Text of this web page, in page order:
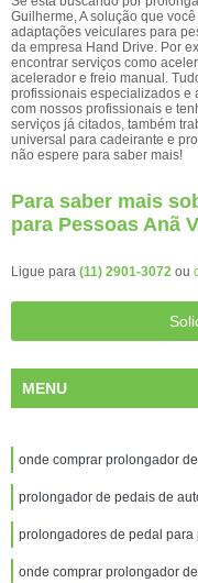
Guilherme, A solução que
adaptações veiculares para
da empresa Hand Drive. Por
encontrar serviços como
acelerador e freio manual.
profissionais especializados e
com nossos profissionais e
serviços já citados, também
universal para cadeirante e
não espere para saber mais!
Para saber mais
para Pessoas Anã
Ligue para (11) 2901-3072 ou
MENU
onde comprar prolongador
prolongador de pedais de
prolongadores de pedal
onde comprar prolongador